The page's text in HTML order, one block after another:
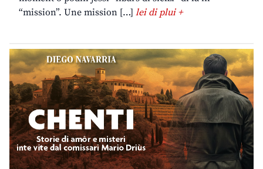
“mission”. Une mission […] lei di plui +